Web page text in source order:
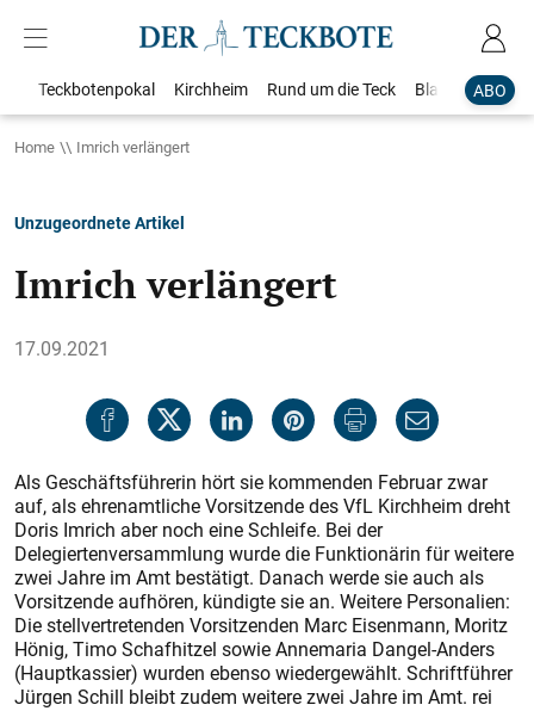
ABO
Teckbotenpokal Kirchheim Rund um die Teck Blaulicht
Home Imrich verlängert
Unzugeordnete Artikel
Imrich verlängert
17.09.2021
Als Geschäftsführerin hört sie kommenden Februar zwar
auf, als ehrenamtliche Vorsitzende des VfL Kirchheim dreht
Doris Imrich aber noch eine Schleife. Bei der
Delegiertenversammlung wurde die Funktionärin für weitere
zwei Jahre im Amt bestätigt. Danach werde sie auch als
Vorsitzende aufhören, kündigte sie an. Weitere Personalien:
Die stellvertretenden Vorsitzenden Marc Eisenmann, Moritz
Hönig, Timo Schafhitzel sowie Annemaria Dangel-Anders
(Hauptkassier) wurden ebenso wiedergewählt. Schriftführer
Jürgen Schill bleibt zudem weitere zwei Jahre im Amt. rei